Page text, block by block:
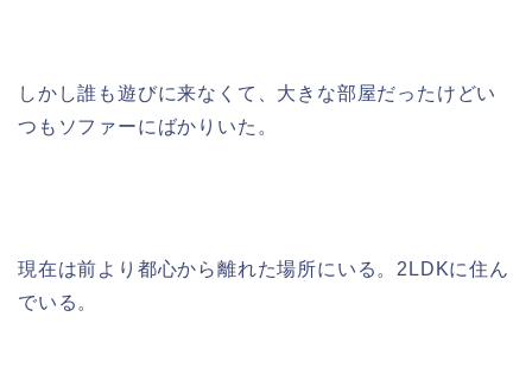
しかし誰も遊びに来なくて、大きな部屋だったけどい
つもソファーにばかりいた。
現在は前より都心から離れた場所にいる。2LDKに住ん
でいる。